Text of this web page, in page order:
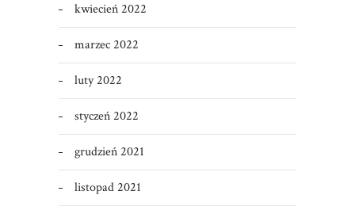
kwiecień 2022
marzec 2022
luty 2022
styczeń 2022
grudzień 2021
listopad 2021